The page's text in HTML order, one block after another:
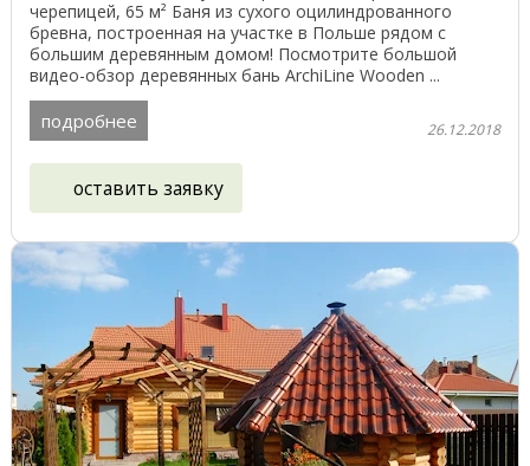
черепицей, 65 м² Баня из сухого оцилиндрованного
бревна, построенная на участке в Польше рядом с
большим деревянным домом! Посмотрите большой
видео-обзор деревянных бань ArchiLine Wooden ...
подробнее 26.12.2018
оставить заявку